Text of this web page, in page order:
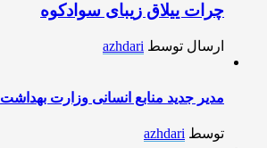
چرات ییلاق زیبای سوادکوه
ارسال توسط azhdari
مدیر جدید منابع انسانی وزارت بهداشت
توسط azhdari